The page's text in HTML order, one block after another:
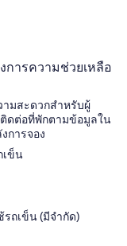
การความช่วยเหลือ
มสะดวกสำหรับผู้
ติดต่อที่พักตามข้อมูลใน
การจอง
เข็น
ถเข็น (มีจำกัด)